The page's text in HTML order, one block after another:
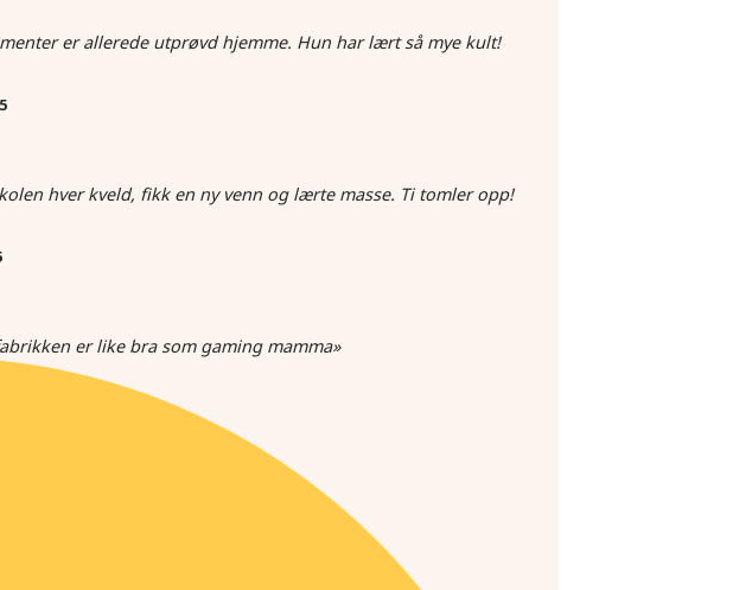
er allerede utprøvd hjemme. Hun har lært så mye kult!
hver kveld, fikk en ny venn og lærte masse. Ti tomler opp!
er like bra som gaming mamma»